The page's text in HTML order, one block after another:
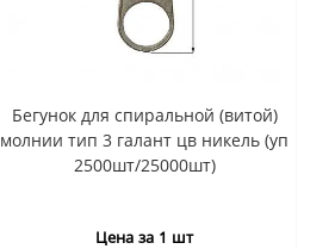
Бегунок для спиральной (витой)
молнии тип 3 галант цв никель (уп
2500шт/25000шт)
Цена за 1 шт